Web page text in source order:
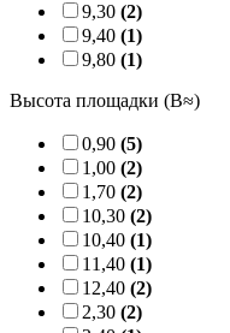
9,30 (2)
9,40 (1)
9,80 (1)
Высота площадки (B≈)
0,90 (5)
1,00 (2)
1,70 (2)
10,30 (2)
10,40 (1)
11,40 (1)
12,40 (2)
2,30 (2)